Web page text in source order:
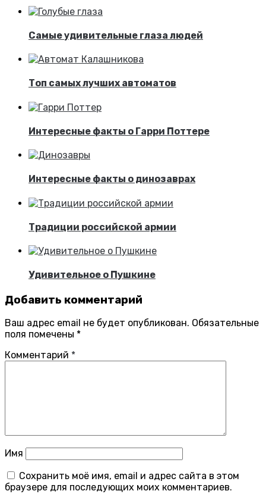
Самые удивительные глаза людей
Топ самых лучших автоматов
Интересные факты о Гарри Поттере
Интересные факты о динозаврах
Традиции российской армии
Удивительное о Пушкине
Добавить комментарий
Ваш адрес email не будет опубликован. Обязательные
поля помечены *
Комментарий *
Имя
Сохранить моё имя, email и адрес сайта в этом
браузере для последующих моих комментариев.